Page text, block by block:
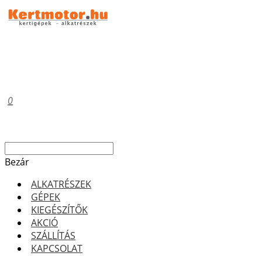
0
Bezár
ALKATRÉSZEK
GÉPEK
KIEGÉSZÍTŐK
AKCIÓ
SZÁLLÍTÁS
KAPCSOLAT